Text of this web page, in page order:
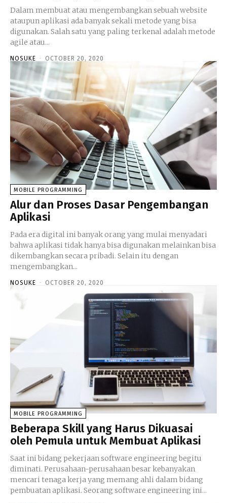
Dalam membuat atau mengembangkan sebuah website
ataupun aplikasi ada banyak sekali metode yang bisa
digunakan. Salah satu yang paling terkenal adalah metode
agile atau...
NOSUKE - OCTOBER 20, 2020
MOBILE PROGRAMMING
Alur dan Proses Dasar Pengembangan
Aplikasi
Pada era digital ini banyak orang yang mulai menyadari
bahwa aplikasi tidak hanya bisa digunakan melainkan bisa
dikembangkan secara pribadi. Selain itu dengan
mengembangkan...
NOSUKE - OCTOBER 20, 2020
MOBILE PROGRAMMING
Beberapa Skill yang Harus Dikuasai
oleh Pemula untuk Membuat Aplikasi
Saat ini bidang pekerjaan software engineering begitu
diminati. Perusahaan-perusahaan besar kebanyakan
mencari tenaga kerja yang memang ahli dalam bidang
pembuatan aplikasi. Seorang software engineering ini...